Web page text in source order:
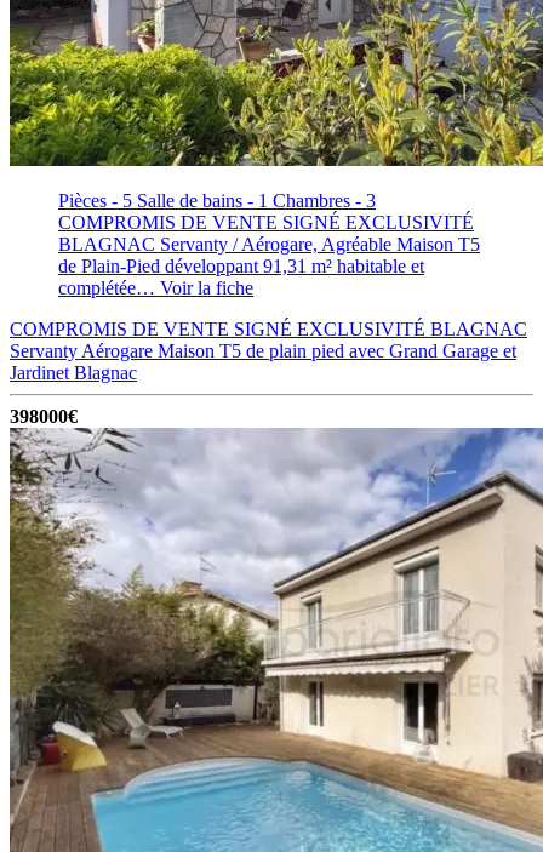
Pièces - 5 Salle de bains - 1 Chambres - 3
COMPROMIS DE VENTE SIGNÉ EXCLUSIVITÉ
BLAGNAC Servanty / Aérogare, Agréable Maison T5
de Plain-Pied développant 91,31 m² habitable et
complétée… Voir la fiche
COMPROMIS DE VENTE SIGNÉ EXCLUSIVITÉ BLAGNAC
Servanty Aérogare Maison T5 de plain pied avec Grand Garage et
Jardinet Blagnac
398000€